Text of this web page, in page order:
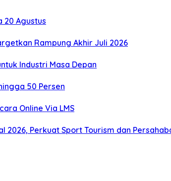
20 Agustus
Rampung Akhir Juli 2026
Industri Masa Depan
50 Persen
Online Via LMS
Perkuat Sport Tourism dan